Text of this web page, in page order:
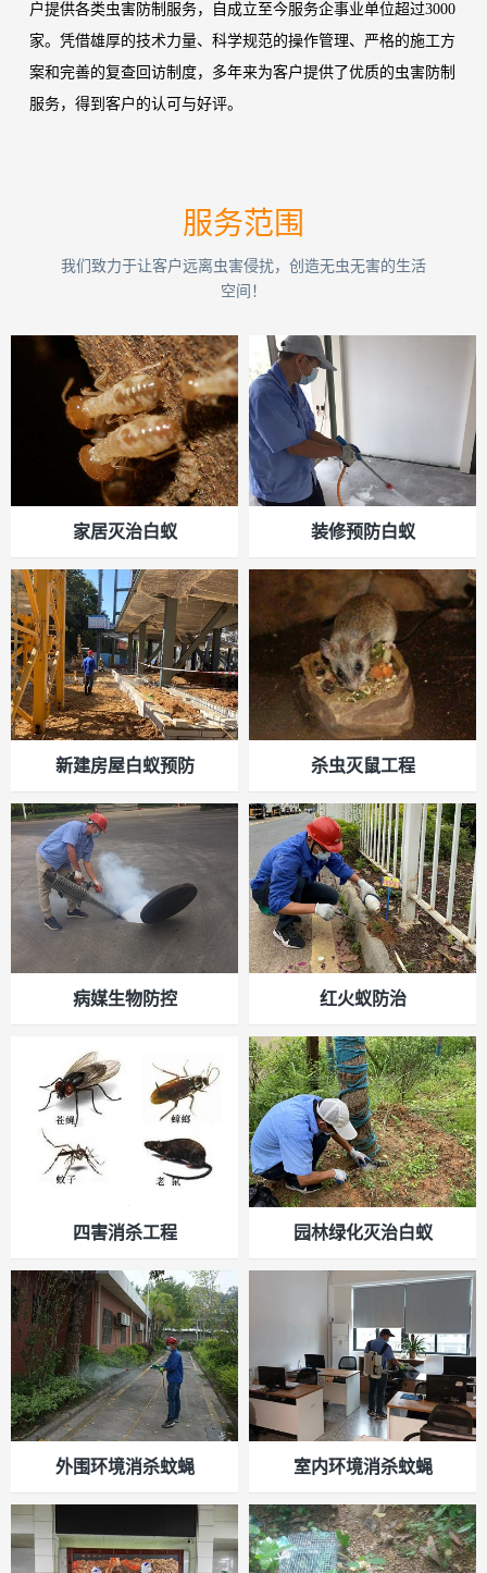
户提供各类虫害防制服务，自成立至今服务企事业单位超过3000
家。凭借雄厚的技术力量、科学规范的操作管理、严格的施工方
案和完善的复查回访制度，多年来为客户提供了优质的虫害防制
服务，得到客户的认可与好评。
服务范围
我们致力于让客户远离虫害侵扰，创造无虫无害的生活
空间！
家居灭治白蚁 装修预防白蚁
新建房屋白蚁预防 杀虫灭鼠工程
病媒生物防控 红火蚁防治
四害消杀工程 园林绿化灭治白蚁
外围环境消杀蚊蝇 室内环境消杀蚊蝇